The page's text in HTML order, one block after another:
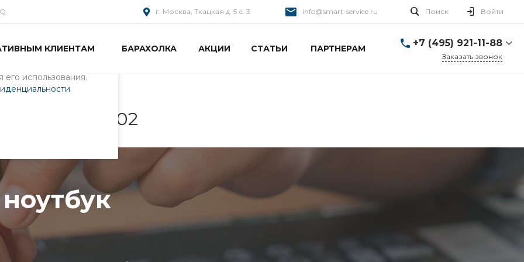
и
использования.
.
г. Москва, Ткацкая д. 5 с. 3 info@smart-service.ru Поиск Войти
КЛИЕНТАМ БАРАХОЛКА АКЦИИ СТАТЬИ ПАРТНЕРАМ
+7 (495) 921-11-88
Заказать звонок
E02RU02